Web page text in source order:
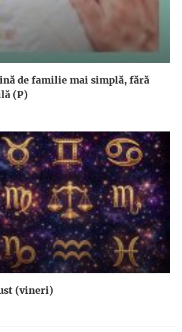
de familie mai simplă, fără
(P)
(vineri)